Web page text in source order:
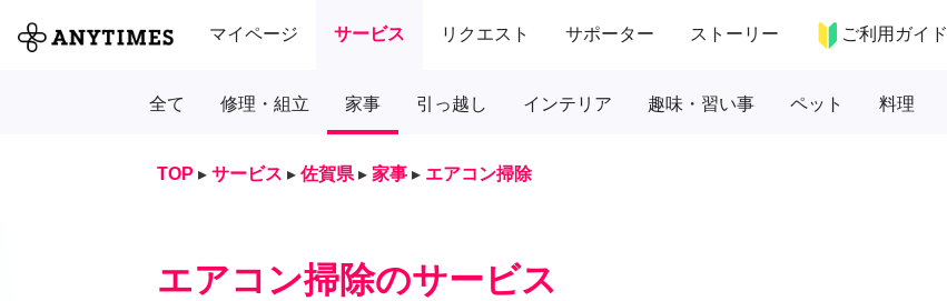
マイページ サービス リクエスト サポーター ストーリー ご利用ガイド
全て 修理・組立 家事 引っ越し インテリア 趣味・習い事 ペット 料理
TOP ▸ サービス ▸ 佐賀県 ▸ 家事 ▸ エアコン掃除
エアコン掃除のサービス